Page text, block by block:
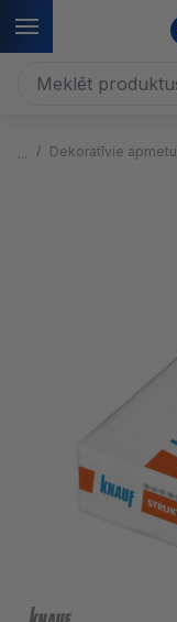
Dekoratīvie